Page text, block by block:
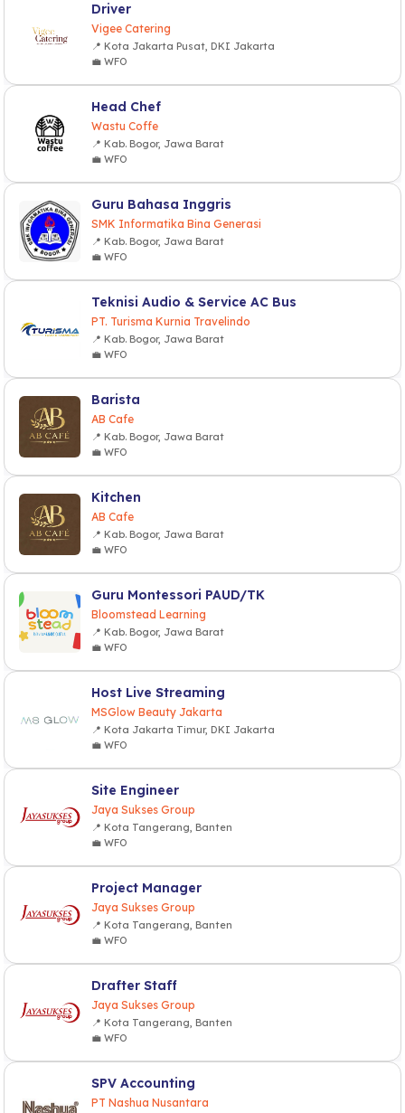
Driver
Vigee Catering
📍 Kota Jakarta Pusat, DKI Jakarta
💼 WFO
Head Chef
Wastu Coffe
📍 Kab. Bogor, Jawa Barat
💼 WFO
Guru Bahasa Inggris
SMK Informatika Bina Generasi
📍 Kab. Bogor, Jawa Barat
💼 WFO
Teknisi Audio & Service AC Bus
PT. Turisma Kurnia Travelindo
📍 Kab. Bogor, Jawa Barat
💼 WFO
Barista
AB Cafe
📍 Kab. Bogor, Jawa Barat
💼 WFO
Kitchen
AB Cafe
📍 Kab. Bogor, Jawa Barat
💼 WFO
Guru Montessori PAUD/TK
Bloomstead Learning
📍 Kab. Bogor, Jawa Barat
💼 WFO
Host Live Streaming
MSGlow Beauty Jakarta
📍 Kota Jakarta Timur, DKI Jakarta
💼 WFO
Site Engineer
Jaya Sukses Group
📍 Kota Tangerang, Banten
💼 WFO
Project Manager
Jaya Sukses Group
📍 Kota Tangerang, Banten
💼 WFO
Drafter Staff
Jaya Sukses Group
📍 Kota Tangerang, Banten
💼 WFO
SPV Accounting
PT Nashua Nusantara